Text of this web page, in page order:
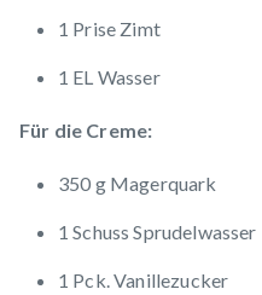
1 Prise Zimt
1 EL Wasser
Für die Creme:
350 g Magerquark
1 Schuss Sprudelwasser
1 Pck. Vanillezucker